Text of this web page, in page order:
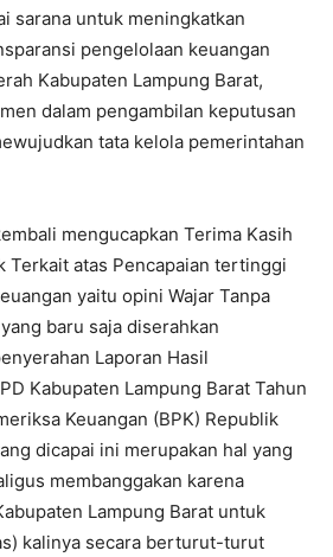
sarana untuk meningkatkan
pengelolaan keuangan
Kabupaten Lampung Barat,
dalam pengambilan keputusan
tata kelola pemerintahan
mengucapkan Terima Kasih
Terkait atas Pencapaian tertinggi
yaitu opini Wajar Tanpa
baru saja diserahkan
Laporan Hasil
Kabupaten Lampung Barat Tahun
Keuangan (BPK) Republik
dicapai ini merupakan hal yang
membanggakan karena
Lampung Barat untuk
kalinya secara berturut-turut